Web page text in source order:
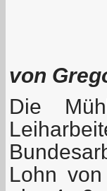
von
Die
Lohn